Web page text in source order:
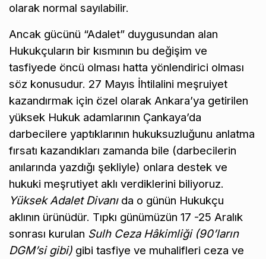
olarak normal sayılabilir.
Ancak gücünü “Adalet” duygusundan alan
Hukukçuların bir kısmının bu değişim ve
tasfiyede öncü olması hatta yönlendirici olması
söz konusudur. 27 Mayıs İhtilalini meşruiyet
kazandırmak için özel olarak Ankara’ya getirilen
yüksek Hukuk adamlarının Çankaya’da
darbecilere yaptıklarının hukuksuzluğunu anlatma
fırsatı kazandıkları zamanda bile (darbecilerin
anılarında yazdığı şekliyle) onlara destek ve
hukuki meşrutiyet aklı verdiklerini biliyoruz.
Yüksek Adalet Divanı da o günün Hukukçu
aklının ürünüdür. Tıpkı günümüzün 17 -25 Aralık
sonrası kurulan Sulh Ceza Hâkimliği (90’ların
DGM’si gibi) gibi tasfiye ve muhalifleri ceza ve